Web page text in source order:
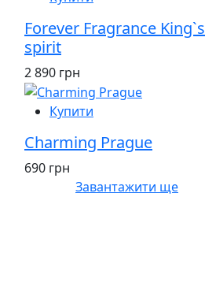
Forever Fragrance King`s
spirit
2 890 грн
Купити
Charming Prague
690 грн
Завантажити ще